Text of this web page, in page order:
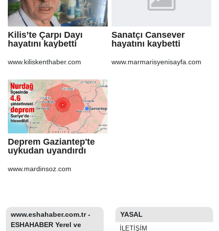
Kilis’te Çarpı Dayı
hayatını kaybetti
www.kiliskenthaber.com
Sanatçı Cansever
hayatını kaybetti
www.marmarisyenisayfa.com
Deprem Gaziantep'te
uykudan uyandırdı
www.mardinsoz.com
www.eshahaber.com.tr -
ESHAHABER Yerel ve
YASAL
İLETIŞIM